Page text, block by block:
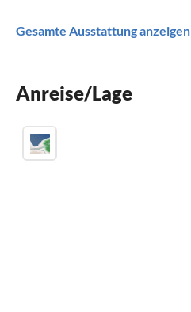
Gesamte Ausstattung anzeigen
Anreise/Lage